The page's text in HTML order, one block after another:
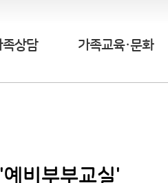
족상담 가족교육·문화
비부부교실'